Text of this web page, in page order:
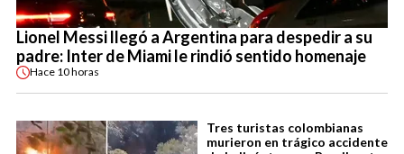
Lionel Messi llegó a Argentina para despedir a su
padre: Inter de Miami le rindió sentido homenaje
Hace 10 horas
Tres turistas colombianas
murieron en trágico accidente